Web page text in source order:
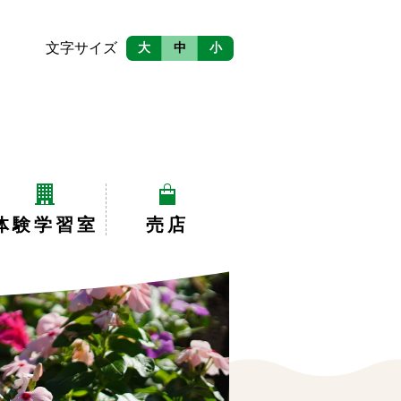
験学習室 売店
文字サイズ 大 中 小